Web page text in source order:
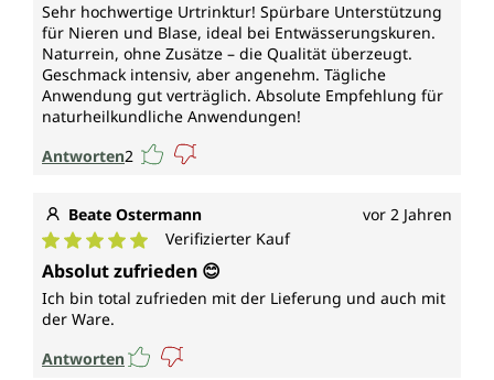
Sehr hochwertige Urtrinktur! Spürbare Unterstützung
für Nieren und Blase, ideal bei Entwässerungskuren.
Naturrein, ohne Zusätze – die Qualität überzeugt.
Geschmack intensiv, aber angenehm. Tägliche
Anwendung gut verträglich. Absolute Empfehlung für
naturheilkundliche Anwendungen!
Antworten2
Beate Ostermann vor 2 Jahren
Durchschnittliche Bewertung von 5 von 5 Sternen
Verifizierter Kauf
Absolut zufrieden 😊
Ich bin total zufrieden mit der Lieferung und auch mit
der Ware.
Antworten